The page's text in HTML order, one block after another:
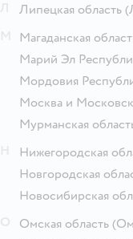
Липецкая область
Магаданская
Марий Эл
Мордовия
Москва и
Мурманская
Нижегородская
Новгородская
Новосибирская
Омская область